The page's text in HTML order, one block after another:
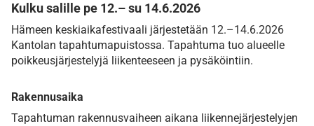
Kulku salille pe 12.– su 14.6.2026
​​​​​​​Hämeen keskiaikafestivaali järjestetään 12.–14.6.2026
Kantolan tapahtumapuistossa. Tapahtuma tuo alueelle
poikkeusjärjestelyjä liikenteeseen ja pysäköintiin.
Rakennusaika
Tapahtuman rakennusvaiheen aikana liikennejärjestelyjen